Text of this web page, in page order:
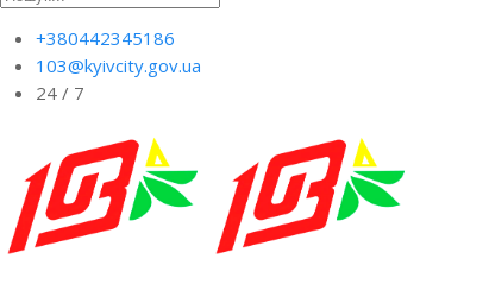
+380442345186
103@kyivcity.gov.ua
24 / 7